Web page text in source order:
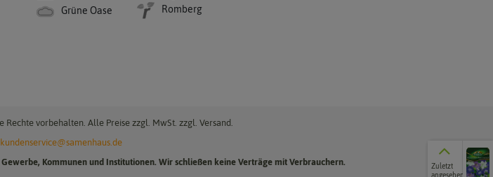
Grüne Oase
Romberg
vorbehalten. Alle Preise zzgl. MwSt. zzgl. Versand.
kundenservice@samenhaus.de
Kommunen und Institutionen. Wir schließen keine Verträge mit Verbrauchern.
Zuletzt
angesehene
Zuletzt
angesehen